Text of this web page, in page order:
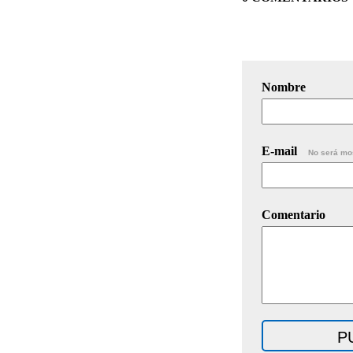
Nombre
E-mail No será
Comentario